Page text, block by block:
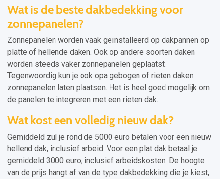
Wat is de beste dakbedekking voor
zonnepanelen?
Zonnepanelen worden vaak geïnstalleerd op dakpannen op
platte of hellende daken. Ook op andere soorten daken
worden steeds vaker zonnepanelen geplaatst.
Tegenwoordig kun je ook opa gebogen of rieten daken
zonnepanelen laten plaatsen. Het is heel goed mogelijk om
de panelen te integreren met een rieten dak.
Wat kost een volledig nieuw dak?
Gemiddeld zul je rond de 5000 euro betalen voor een nieuw
hellend dak, inclusief arbeid. Voor een plat dak betaal je
gemiddeld 3000 euro, inclusief arbeidskosten. De hoogte
van de prijs hangt af van de type dakbedekking die je kiest,